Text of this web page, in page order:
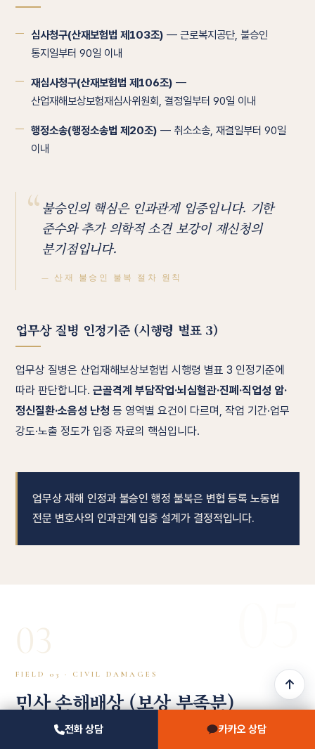
02-2135-4211
심사청구(산재보험법 제103조) — 근로복지공단, 불승인
통지일부터 90일 이내
재심사청구(산재보험법 제106조) —
산업재해보상보험재심사위원회, 결정일부터 90일 이내
행정소송(행정소송법 제20조) — 취소소송, 재결일부터 90일
이내
“불승인의 핵심은 인과관계 입증입니다. 기한
준수와 추가 의학적 소견 보강이 재신청의
분기점입니다.
— 산재 불승인 불복 절차 원칙
업무상 질병 인정기준 (시행령 별표 3)
업무상 질병은 산업재해보상보험법 시행령 별표 3 인정기준에
따라 판단합니다.근골격계 부담작업·뇌심혈관·진폐·직업성 암·
정신질환·소음성 난청 등 영역별 요건이 다르며, 작업 기간·업무
강도·노출 정도가 입증 자료의 핵심입니다.
업무상 재해 인정과 불승인 행정 불복은 변협 등록 노동법
전문 변호사의 인과관계 입증 설계가 결정적입니다.
03
FIELD 03 · CIVIL DAMAGES
민사 손해배상 (보상 부족분)
전화 상담 카카오 상담